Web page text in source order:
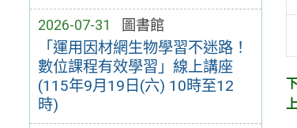
2026-07-31 圖書館
「運用因材網生物學習不迷路！
數位課程有效學習」線上講座
(115年9月19日(六) 10時至12
時)